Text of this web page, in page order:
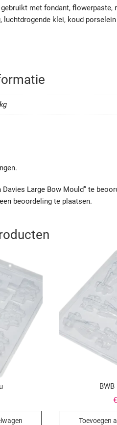
met fondant,
luchtdrogende klei, koud
Davies Large Bow Mould” te
beoordeling te plaatsen.
€
Toevoegen